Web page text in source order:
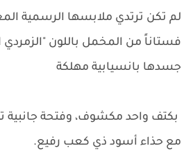
لم تكن ترتدي ملابسها الرسمية
فستاناً من المخمل باللون "الزمردي
جسدها بانسيابية مهلكة
بكتف واحد مكشوف، وفتحة جانبية
مع حذاء أسود ذي كعب رفيع.